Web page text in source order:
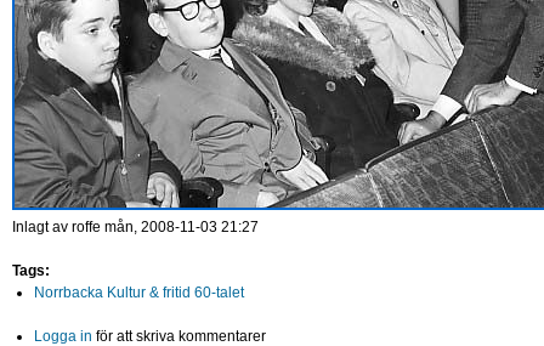
Inlagt av roffe mån, 2008-11-03 21:27
Tags:
Norrbacka Kultur & fritid 60-talet
Logga in för att skriva kommentarer